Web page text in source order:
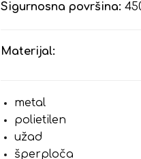
Sigurnosna površina:
Materijal:
metal
polietilen
užad
šperploča